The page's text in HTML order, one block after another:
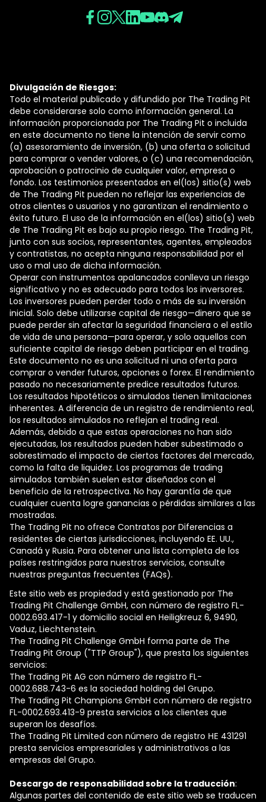
Divulgación de Riesgos:
Todo el material publicado y difundido por The Trading Pit
debe considerarse solo como información general. La
información proporcionada por The Trading Pit o incluida
en este documento no tiene la intención de servir como
(a) asesoramiento de inversión, (b) una oferta o solicitud
para comprar o vender valores, o (c) una recomendación,
aprobación o patrocinio de cualquier valor, empresa o
fondo. Los testimonios presentados en el(los) sitio(s) web
de The Trading Pit pueden no reflejar las experiencias de
otros clientes o usuarios y no garantizan el rendimiento o
éxito futuro. El uso de la información en el(los) sitio(s) web
de The Trading Pit es bajo su propio riesgo. The Trading Pit,
junto con sus socios, representantes, agentes, empleados
y contratistas, no acepta ninguna responsabilidad por el
uso o mal uso de dicha información.
Operar con instrumentos apalancados conlleva un riesgo
significativo y no es adecuado para todos los inversores.
Los inversores pueden perder todo o más de su inversión
inicial. Solo debe utilizarse capital de riesgo—dinero que se
puede perder sin afectar la seguridad financiera o el estilo
de vida de una persona—para operar, y solo aquellos con
suficiente capital de riesgo deben participar en el trading.
Este documento no es una solicitud ni una oferta para
comprar o vender futuros, opciones o forex. El rendimiento
pasado no necesariamente predice resultados futuros.
Los resultados hipotéticos o simulados tienen limitaciones
inherentes. A diferencia de un registro de rendimiento real,
los resultados simulados no reflejan el trading real.
Además, debido a que estas operaciones no han sido
ejecutadas, los resultados pueden haber subestimado o
sobrestimado el impacto de ciertos factores del mercado,
como la falta de liquidez. Los programas de trading
simulados también suelen estar diseñados con el
beneficio de la retrospectiva. No hay garantía de que
cualquier cuenta logre ganancias o pérdidas similares a las
mostradas.
The Trading Pit no ofrece Contratos por Diferencias a
residentes de ciertas jurisdicciones, incluyendo EE. UU.,
Canadá y Rusia. Para obtener una lista completa de los
países restringidos para nuestros servicios, consulte
nuestras preguntas frecuentes (FAQs).
Este sitio web es propiedad y está gestionado por The
Trading Pit Challenge GmbH, con número de registro FL-
0002.693.417-1 y domicilio social en Heiligkreuz 6, 9490,
Vaduz, Liechtenstein.
The Trading Pit Challenge GmbH forma parte de The
Trading Pit Group ("TTP Group"), que presta los siguientes
servicios:
The Trading Pit AG con número de registro FL-
0002.688.743-6 es la sociedad holding del Grupo.
The Trading Pit Champions GmbH con número de registro
FL-0002.693.413-9 presta servicios a los clientes que
superan los desafíos.
The Trading Pit Limited con número de registro ΗΕ 431291
presta servicios empresariales y administrativos a las
empresas del Grupo.
Descargo de responsabilidad sobre la traducción:
Algunas partes del contenido de este sitio web se traducen